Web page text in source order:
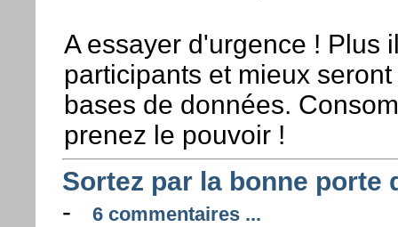
A essayer d'urgence ! Plus
participants et mieux
bases de données.
prenez le pouvoir !
Sortez par la bonne porte
-
6 commentaires ...